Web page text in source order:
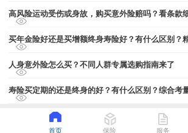
高风险运动受伤或身故，购买意外险赔吗？看条款
买年金险好还是买增额终身寿险好？有什么区别？
人身意外险怎么买？不同人群专属选购指南来了
寿险买定期的还是终身的好？有什么区别？综合考
首页 保险 服务